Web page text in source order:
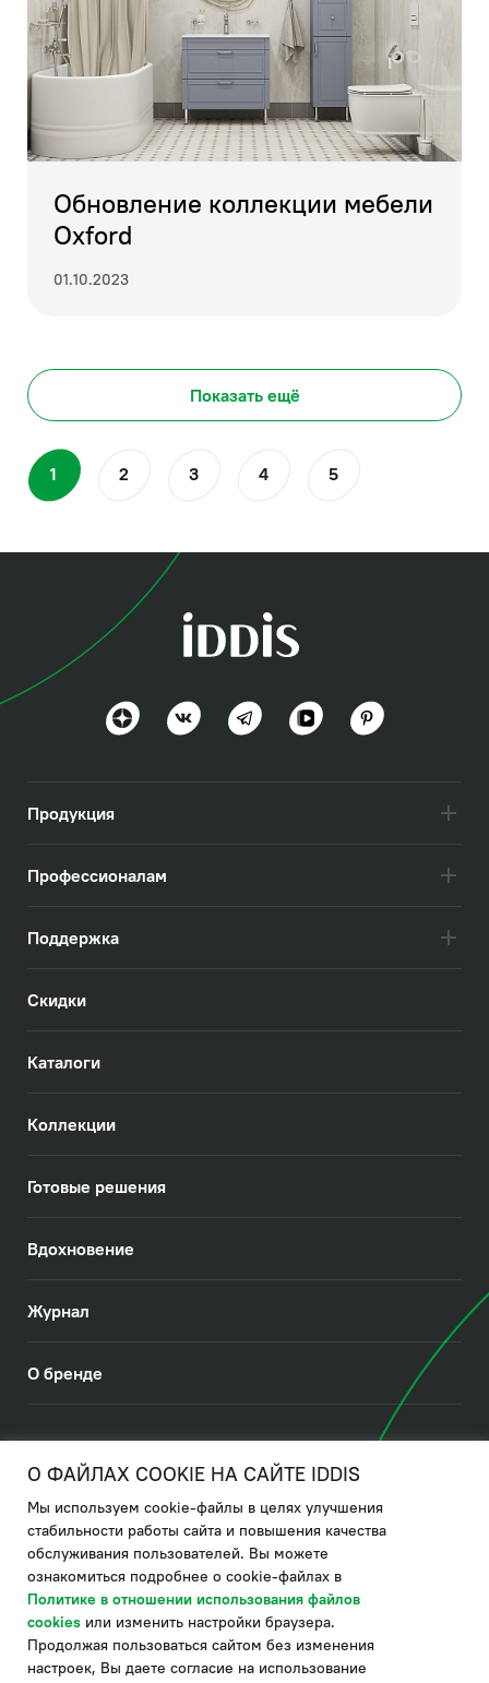
Обновление коллекции мебели
Oxford
01.10.2023
Показать ещё
1 2 3 4 5
Продукция
Профессионалам
Поддержка
Скидки
Каталоги
Коллекции
Готовые решения
Вдохновение
Журнал
О бренде
Политика в отношении использования файлов cookies
Политика обработки ПДн
Политика в области управления цепочкой поставки
по системе "НСЛС"
Производитель оставляет за собой право в любой момент
вносить изменения в комплектацию, дизайн и характеристики
О ФАЙЛАХ COOKIE НА САЙТЕ IDDIS
Мы используем cookie-файлы в целях улучшения
стабильности работы сайта и повышения качества
обслуживания пользователей. Вы можете
ознакомиться подробнее о cookie-файлах в
Политике в отношении использования файлов
cookies или изменить настройки браузера.
Продолжая пользоваться сайтом без изменения
настроек, Вы даете согласие на использование